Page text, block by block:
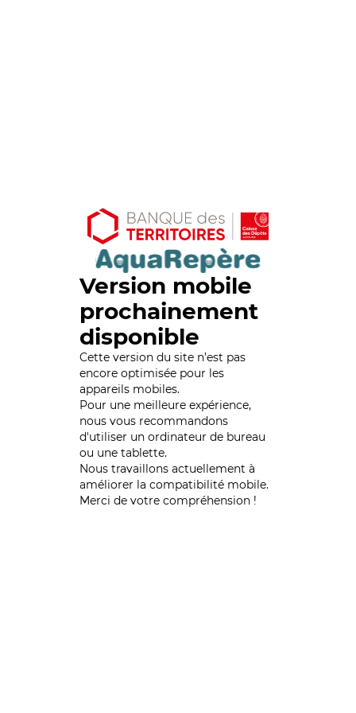
Version mobile
prochainement
disponible
Cette version du site n’est pas
encore optimisée pour les
appareils mobiles.
Pour une meilleure expérience,
nous vous recommandons
d'utiliser un ordinateur de bureau
ou une tablette.
Nous travaillons actuellement à
améliorer la compatibilité mobile.
Merci de votre compréhension !